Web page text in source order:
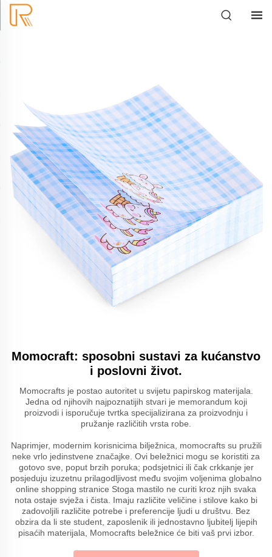
Momocraft: sposobni sustavi za kućanstvo
i poslovni život.
Momocrafts je postao autoritet u svijetu papirskog materijala.
Jedna od njihovih najpoznatijih stvari je memorandum koji
proizvodi i isporučuje tvrtka specijalizirana za proizvodnju i
pružanje različitih vrsta robe.
Naprimjer, modernim korisnicima bilježnica, momocrafts su pružili
neke vrlo jedinstvene značajke. Ovi beležnici mogu se koristiti za
gotovo sve, poput brzih poruka; podsjetnici ili čak crkkanje jer
posjeduju izuzetnu prilagodljivost među svojim voljenima globalno
online shopping stranice Stoga mastilo ne curiti kroz njih svaka
nota ostaje svježa i čista. Imaju različite veličine i stilove kako bi
zadovoljili različite potrebe i preferencije ljudi u društvu. Bez
obzira da li ste student, zaposlenik ili jednostavno ljubitelj lijepih
pisaćih materijala, Momocrafts beležnice će biti vaš prvi izbor.